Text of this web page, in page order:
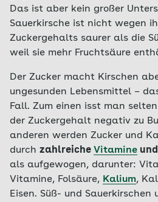
Das ist aber kein großer
Sauerkirsche ist nicht wegen
Zuckergehalts saurer als die
weil sie mehr Fruchtsäure
Der Zucker macht Kirschen
ungesunden Lebensmittel –
Fall. Zum einen isst man
der Zuckergehalt negativ zu
anderen werden Zucker und
durch zahlreiche Vitamine
als aufgewogen, darunter:
Vitamine, Folsäure, Kalium,
Eisen. Süß- und Sauerkirschen